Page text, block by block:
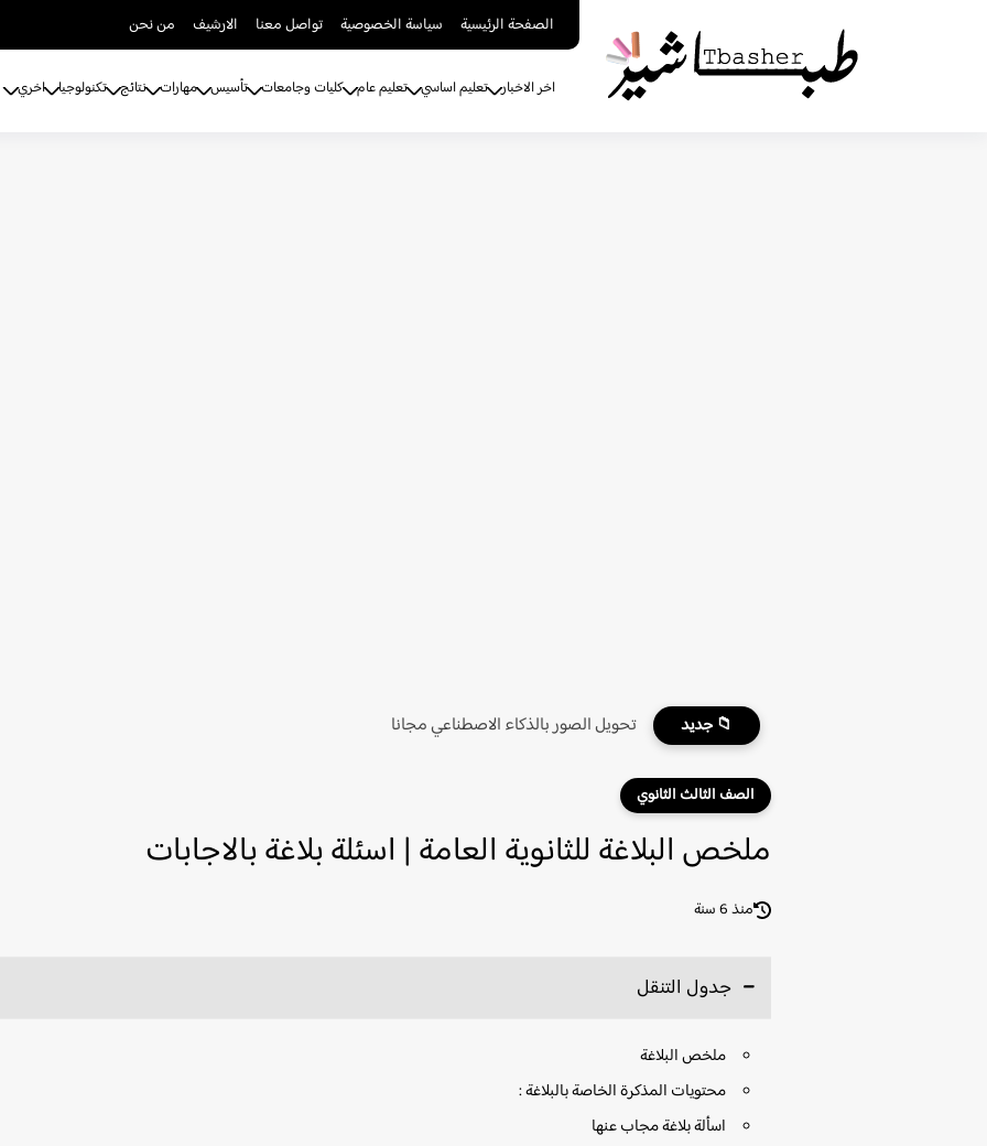
الصفحة الرئيسية سياسة الخصوصية تواصل معنا الارشيف من نحن
اخر الاخبار تعليم اساسي تعليم عام كليات وجامعات تأسيس مهارات نتائج تكنولوجيا اخري
📁 جديد تحويل الصور بالذكاء الاصطناعي مجانا
الصف الثالث الثانوي
ملخص البلاغة للثانوية العامة | اسئلة بلاغة بالاجابات
منذ 6 سنة
جدول التنقل
ملخص البلاغة
محتويات المذكرة الخاصة بالبلاغة :
اسألة بلاغة مجاب عنها